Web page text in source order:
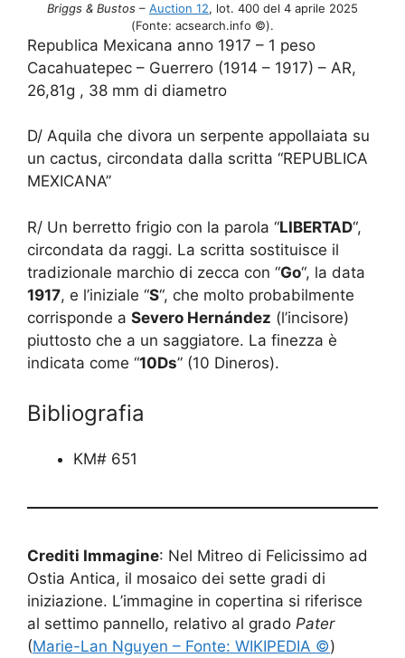
Briggs & Bustos – Auction 12, lot. 400 del 4 aprile 2025
(Fonte: acsearch.info ©).
Republica Mexicana anno 1917 – 1 peso
Cacahuatepec – Guerrero (1914 – 1917) – AR,
26,81g , 38 mm di diametro
D/ Aquila che divora un serpente appollaiata su
un cactus, circondata dalla scritta “REPUBLICA
MEXICANA”
R/ Un berretto frigio con la parola “LIBERTAD“,
circondata da raggi. La scritta sostituisce il
tradizionale marchio di zecca con “Go“, la data
1917, e l’iniziale “S“, che molto probabilmente
corrisponde a Severo Hernández (l’incisore)
piuttosto che a un saggiatore. La finezza è
indicata come “10Ds” (10 Dineros).
Bibliografia
KM# 651
Crediti Immagine: Nel Mitreo di Felicissimo ad
Ostia Antica, il mosaico dei sette gradi di
iniziazione. L’immagine in copertina si riferisce
al settimo pannello, relativo al grado Pater
(Marie-Lan Nguyen – Fonte: WIKIPEDIA ©)